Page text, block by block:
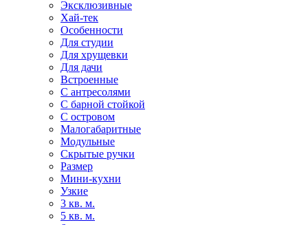
Эксклюзивные
Хай-тек
Особенности
Для студии
Для хрущевки
Для дачи
Встроенные
С антресолями
С барной стойкой
С островом
Малогабаритные
Модульные
Скрытые ручки
Размер
Мини-кухни
Узкие
3 кв. м.
5 кв. м.